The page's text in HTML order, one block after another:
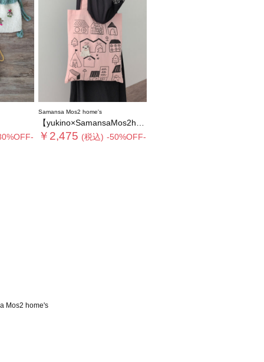
Samansa Mos2 home's
【yukino×SamansaMos2home’s】ブローチ付バッグ
￥2,475 (税込) -50%OFF-